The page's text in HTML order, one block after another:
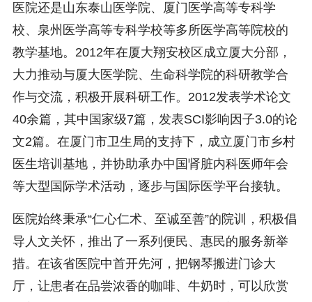
医院还是山东泰山医学院、厦门医学高等专科学
校、泉州医学高等专科学校等多所医学高等院校的
教学基地。2012年在厦大翔安校区成立厦大分部，
大力推动与厦大医学院、生命科学院的科研教学合
作与交流，积极开展科研工作。2012发表学术论文
40余篇，其中国家级7篇，发表SCI影响因子3.0的论
文2篇。在厦门市卫生局的支持下，成立厦门市乡村
医生培训基地，并协助承办中国肾脏内科医师年会
等大型国际学术活动，逐步与国际医学平台接轨。
医院始终秉承“仁心仁术、至诚至善”的院训，积极倡
导人文关怀，推出了一系列便民、惠民的服务新举
措。在该省医院中首开先河，把钢琴搬进门诊大
厅，让患者在品尝浓香的咖啡、牛奶时，可以欣赏